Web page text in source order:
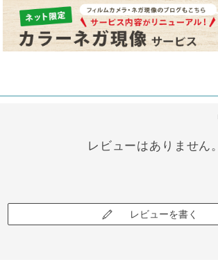
レビューはありません。
レビューを書く